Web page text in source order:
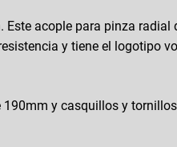
acople para pinza
y tiene el logotipo
y casquillos y